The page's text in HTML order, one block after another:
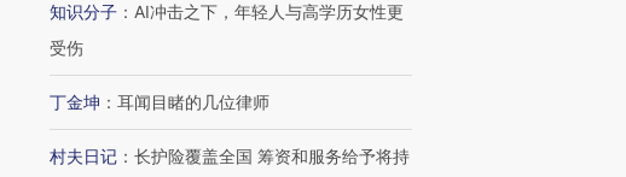
知识分子 ： AI冲击之下，年轻人与高学历女性更
受伤
丁金坤 ： 耳闻目睹的几位律师
村夫日记 ： 长护险覆盖全国 筹资和服务给予将持